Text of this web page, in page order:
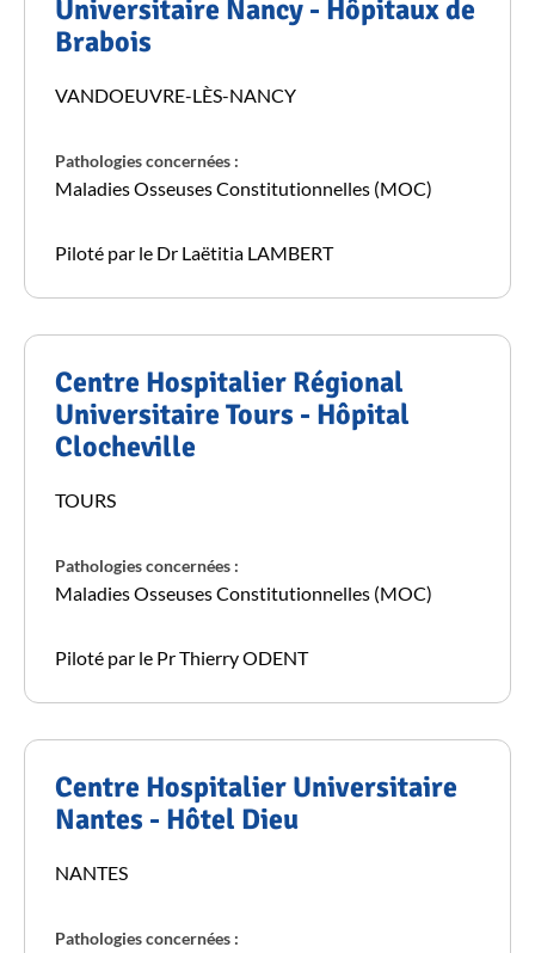
Universitaire Nancy - Hôpitaux de
Brabois
VANDOEUVRE-LÈS-NANCY
Pathologies concernées :
Maladies Osseuses Constitutionnelles (MOC)
Piloté par le Dr Laëtitia LAMBERT
Centre Hospitalier Régional
Universitaire Tours - Hôpital
Clocheville
TOURS
Pathologies concernées :
Maladies Osseuses Constitutionnelles (MOC)
Piloté par le Pr Thierry ODENT
Centre Hospitalier Universitaire
Nantes - Hôtel Dieu
NANTES
Pathologies concernées :